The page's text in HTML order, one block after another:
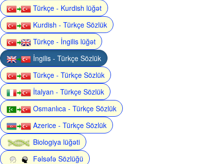
Türkçe - Kurdish lüğət
Kurdish - Türkçe Sözlük
Türkçe - İngilis lüğət
İngilis - Türkçe Sözlük
Türkçe - Türkçe Sözlük
İtalyan - Türkçe Sözlük
Osmanlıca - Türkçe Sözlük
Azerice - Türkçe Sözlük
Biologiya lüğəti
Fəlsəfə Sözlüğü